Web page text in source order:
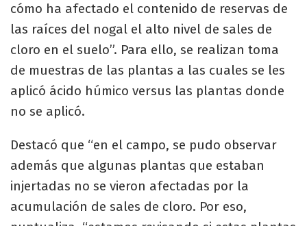
cómo ha afectado el contenido de reservas de
las raíces del nogal el alto nivel de sales de
cloro en el suelo”. Para ello, se realizan toma
de muestras de las plantas a las cuales se les
aplicó ácido húmico versus las plantas donde
no se aplicó.
Destacó que “en el campo, se pudo observar
además que algunas plantas que estaban
injertadas no se vieron afectadas por la
acumulación de sales de cloro. Por eso,